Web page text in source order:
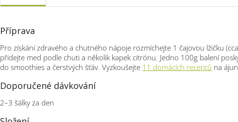
Příprava
Pro získání zdravého a chutného nápoje rozmíchejte 1 čajovou lžičku
přidejte med podle chuti a několik kapek citrónu. Jedno 100g balení
do smoothies a čerstvých šťáv. Vyzkoušejte 11 domácích receptů na
Doporučené dávkování
2–3 šálky za den